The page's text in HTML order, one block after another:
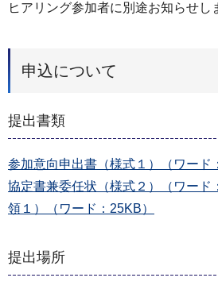
ヒアリング参加者に別途お知らせし
申込について
提出書類
参加意向申出書（様式１）（ワード
協定書兼委任状（様式２）（ワード
領１）（ワード：25KB）
提出場所